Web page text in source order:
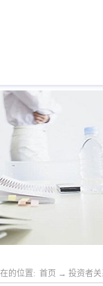
的位置: 首页 → 投资者